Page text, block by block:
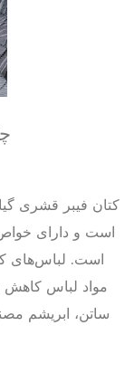
است و دارای
است. لباس‌های
مواد لباس کاهش
ساتن، ابریشم